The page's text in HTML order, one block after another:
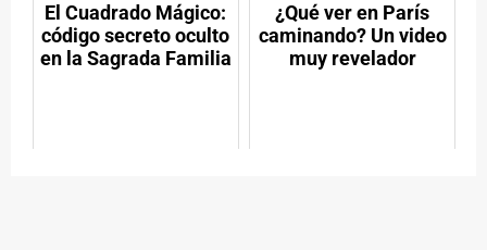
El Cuadrado Mágico:
código secreto oculto
en la Sagrada Familia
¿Qué ver en París
caminando? Un video
muy revelador